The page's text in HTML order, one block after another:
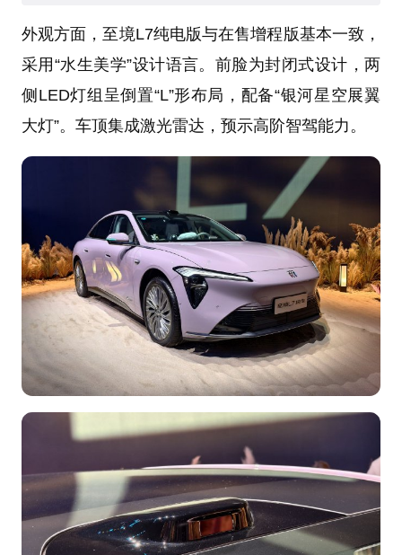
外观方面，至境L7纯电版与在售增程版基本一致，
采用“水生美学”设计语言。前脸为封闭式设计，两
侧LED灯组呈倒置“L”形布局，配备“银河星空展翼
大灯”。车顶集成激光雷达，预示高阶智驾能力。